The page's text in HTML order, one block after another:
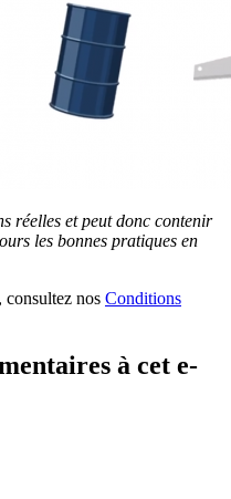
réelles et peut donc contenir
les bonnes pratiques en
nos Conditions
à cet e-